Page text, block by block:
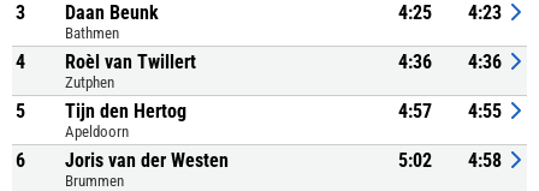
3 Daan Beunk
Bathmen
4:25 4:23
4 Roèl van Twillert
Zutphen
4:36 4:36
5 Tijn den Hertog
Apeldoorn
4:57 4:55
6 Joris van der Westen
Brummen
5:02 4:58